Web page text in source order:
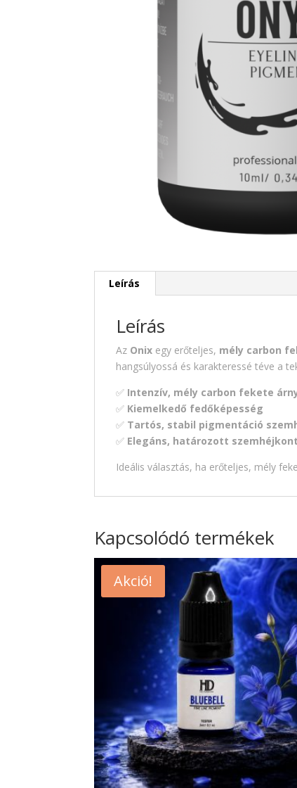
Leírás
Leírás
Az Onix egy erőteljes, mély carbon
hangsúlyossá és karakteressé téve a
✅ Intenzív, mély carbon fekete
✅ Kiemelkedő fedőképesség
✅ Tartós, stabil pigmentáció
✅ Elegáns, határozott
Ideális választás, ha erőteljes, mély
Kapcsolódó termékek
Akció!